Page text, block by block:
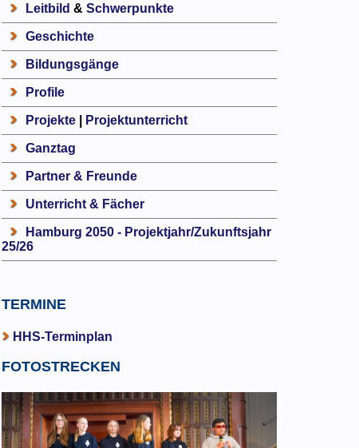
Leitbild & Schwerpunkte
Geschichte
Bildungsgänge
Profile
Projekte| Projektunterricht
Ganztag
Partner & Freunde
Unterricht & Fächer
Hamburg 2050 - Projektjahr/Zukunftsjahr
25/26
TERMINE
HHS-Terminplan
FOTOSTRECKEN